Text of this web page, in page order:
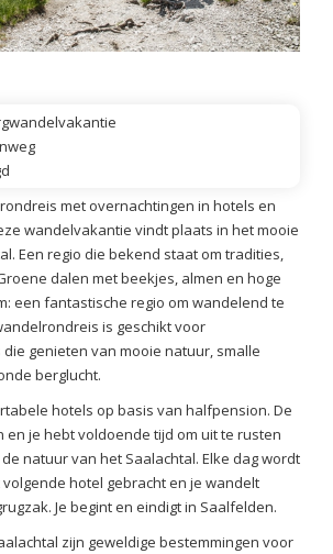
met overnachtingen in hotels en
wandelvakantie vindt plaats in het mooie
Een regio die bekend staat om tradities,
dalen met beekjes, almen en hoge
een fantastische regio om wandelend te
is geschikt voor
genieten van mooie natuur, smalle
berglucht.
hotels op basis van halfpension. De
je hebt voldoende tijd om uit te rusten
natuur van het Saalachtal. Elke dag wordt
hotel gebracht en je wandelt
Je begint en eindigt in Saalfelden.
zijn geweldige bestemmingen voor